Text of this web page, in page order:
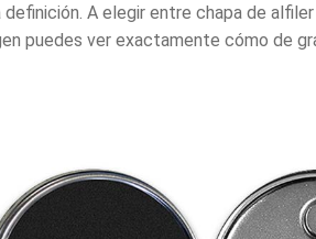
A elegir entre chapa de
puedes ver exactamente cómo de